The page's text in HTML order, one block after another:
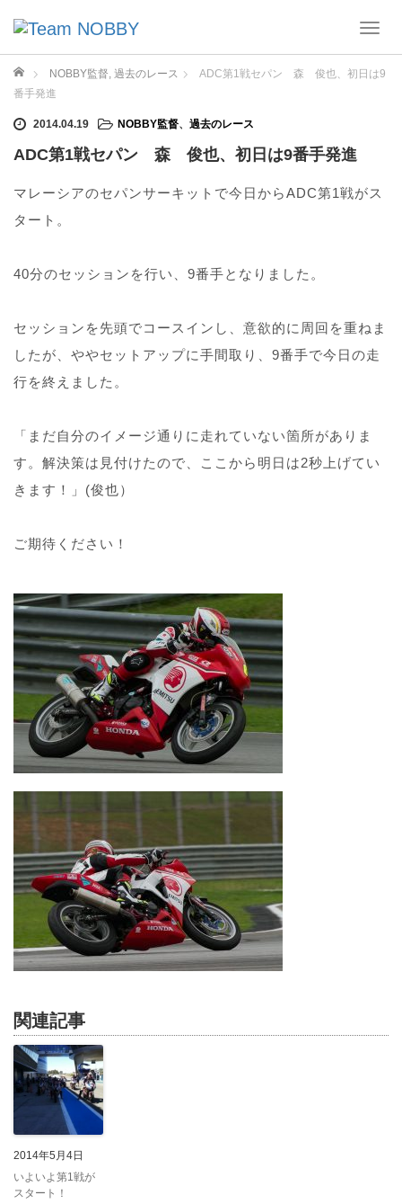
T
g
i
ホーム NOBBY監督, 過去のレース
ADC第1戦セパン 森 俊也、初日は9
番手発進
2014.04.19 NOBBY監督、 過去のレース
ADC第1戦セパン 森 俊也、初日は9番手発進
マレーシアのセパンサーキットで今日からADC第1戦がス
タート。
40分のセッションを行い、9番手となりました。
セッションを先頭でコースインし、意欲的に周回を重ねま
したが、ややセットアップに手間取り、9番手で今日の走
行を終えました。
「まだ自分のイメージ通りに走れていない箇所がありま
す。解決策は見付けたので、ここから明日は2秒上げてい
きます！」(俊也）
ご期待ください！
関連記事
2014年5月4日
いよいよ第1戦が
スタート！